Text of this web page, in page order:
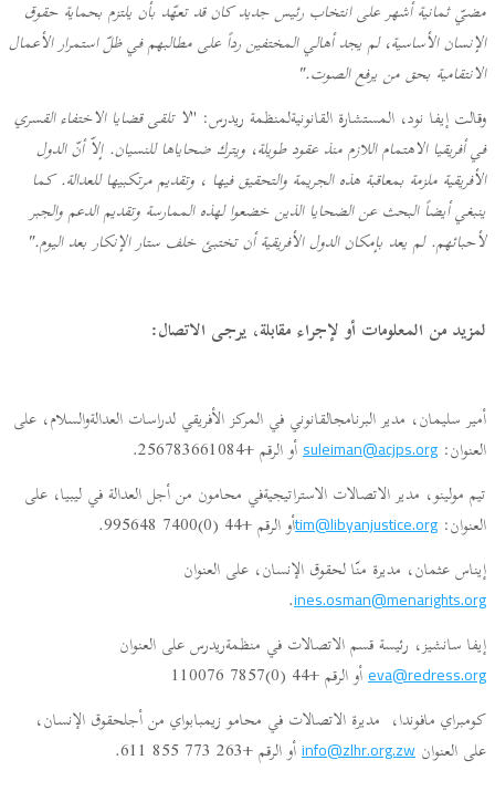
مضيّ ثمانية أشهر على انتخاب رئيس جديد كان قد تعهّد بأن يلتزم بحماية حقوق
الإنسان الأساسية، لم يجد أهالي المختفين رداً على مطالبهم في ظلّ استمرار الأعمال
الانتقامية بحق من يرفع الصوت."
وقالت إيفا نود، المستشارة القانونيةلمنظمة ريدرس: "لا تلقى قضايا الاختفاء القسري
في أفريقيا الاهتمام اللازم منذ عقود طويلة، ويترك ضحاياها للنسيان. إلاّ أنّ الدول
الأفريقية ملزمة بمعاقبة هذه الجريمة والتحقيق فيها ، وتقديم مرتكبيها للعدالة. كما
ينبغي أيضاً البحث عن الضحايا الذين خضعوا لهذه الممارسة وتقديم الدعم والجبر
لأحبائهم. لم يعد بإمكان الدول الأفريقية أن تختبئ خلف ستار الإنكار بعد اليوم."
لمزيد من المعلومات أو لإجراء مقابلة، يرجى الاتصال:
أمير سليمان، مدير البرنامجالقانوني في المركز الأفريقي لدراسات العدالةوالسلام، على
العنوان: suleiman@acjps.orgأو الرقم +256783661084.
تيم مولينو، مدير الاتصالات الاستراتيجيةفي محامون من أجل العدالة في ليبيا، على
العنوان: tim@libyanjustice.orgأو الرقم +44 (0)7400 995648.
إيناس عثمان، مديرة منّا لحقوق الإنسان، على العنوان
ines.osman@menarights.org
.
إيفا سانشيز، رئيسة قسم الاتصالات في منظمةريدرس على العنوان
eva@redress.orgأو الرقم +44 (0)7857 110076
كومبراي مافوندا، مديرة الاتصالات في محامو زيمبابواي من أجلحقوق الإنسان،
على العنوان info@zlhr.org.zwأو الرقم +263 773 855 611.